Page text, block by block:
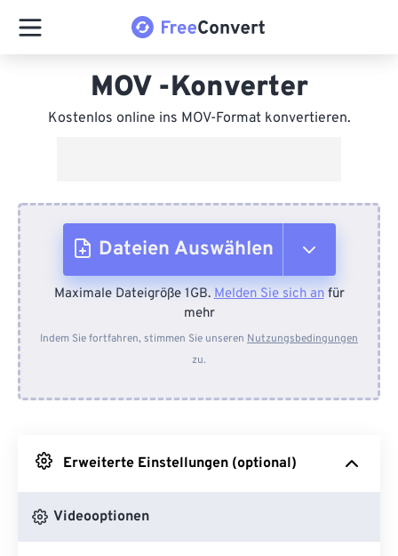
MOV -Konverter
Kostenlos online ins MOV-Format konvertieren.
Dateien Auswählen
Vom Gerät
Von Dropbox
Maximale Dateigröße 1GB.Melden Sie sich anfür
mehr
Indem Sie fortfahren, stimmen Sie unseren Nutzungsbedingungen
zu.
Erweiterte Einstellungen (optional)
Videooptionen